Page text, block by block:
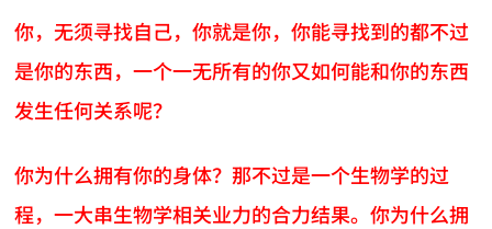
你，无须寻找自己，你就是你，你能寻找到的都不过
是你的东西，一个一无所有的你又如何能和你的东西
发生任何关系呢？
你为什么拥有你的身体？那不过是一个生物学的过
程，一大串生物学相关业力的合力结果。你为什么拥